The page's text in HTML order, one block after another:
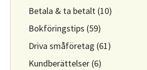
Betala & ta betalt (10)
Bokföringstips (59)
Driva småföretag (61)
Kundberättelser (6)